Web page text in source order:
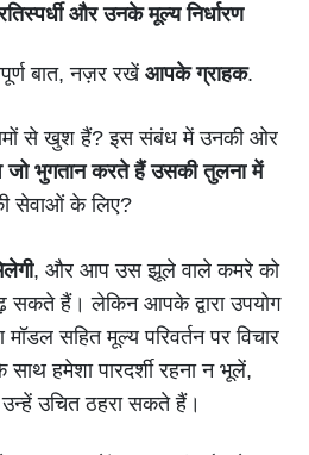
और उनके मूल्य निर्धारण
बात, नज़र रखेंआपके ग्राहक.
से खुश हैं? इस संबंध में उनकी ओर
जो भुगतान करते हैं उसकी तुलना में
सेवाओं के लिए?
, और आप उस झूले वाले कमरे को
हैं। लेकिन आपके द्वारा उपयोग
मॉडल सहित मूल्य परिवर्तन पर विचार
हमेशा पारदर्शी रहना न भूलें,
उचित ठहरा सकते हैं।